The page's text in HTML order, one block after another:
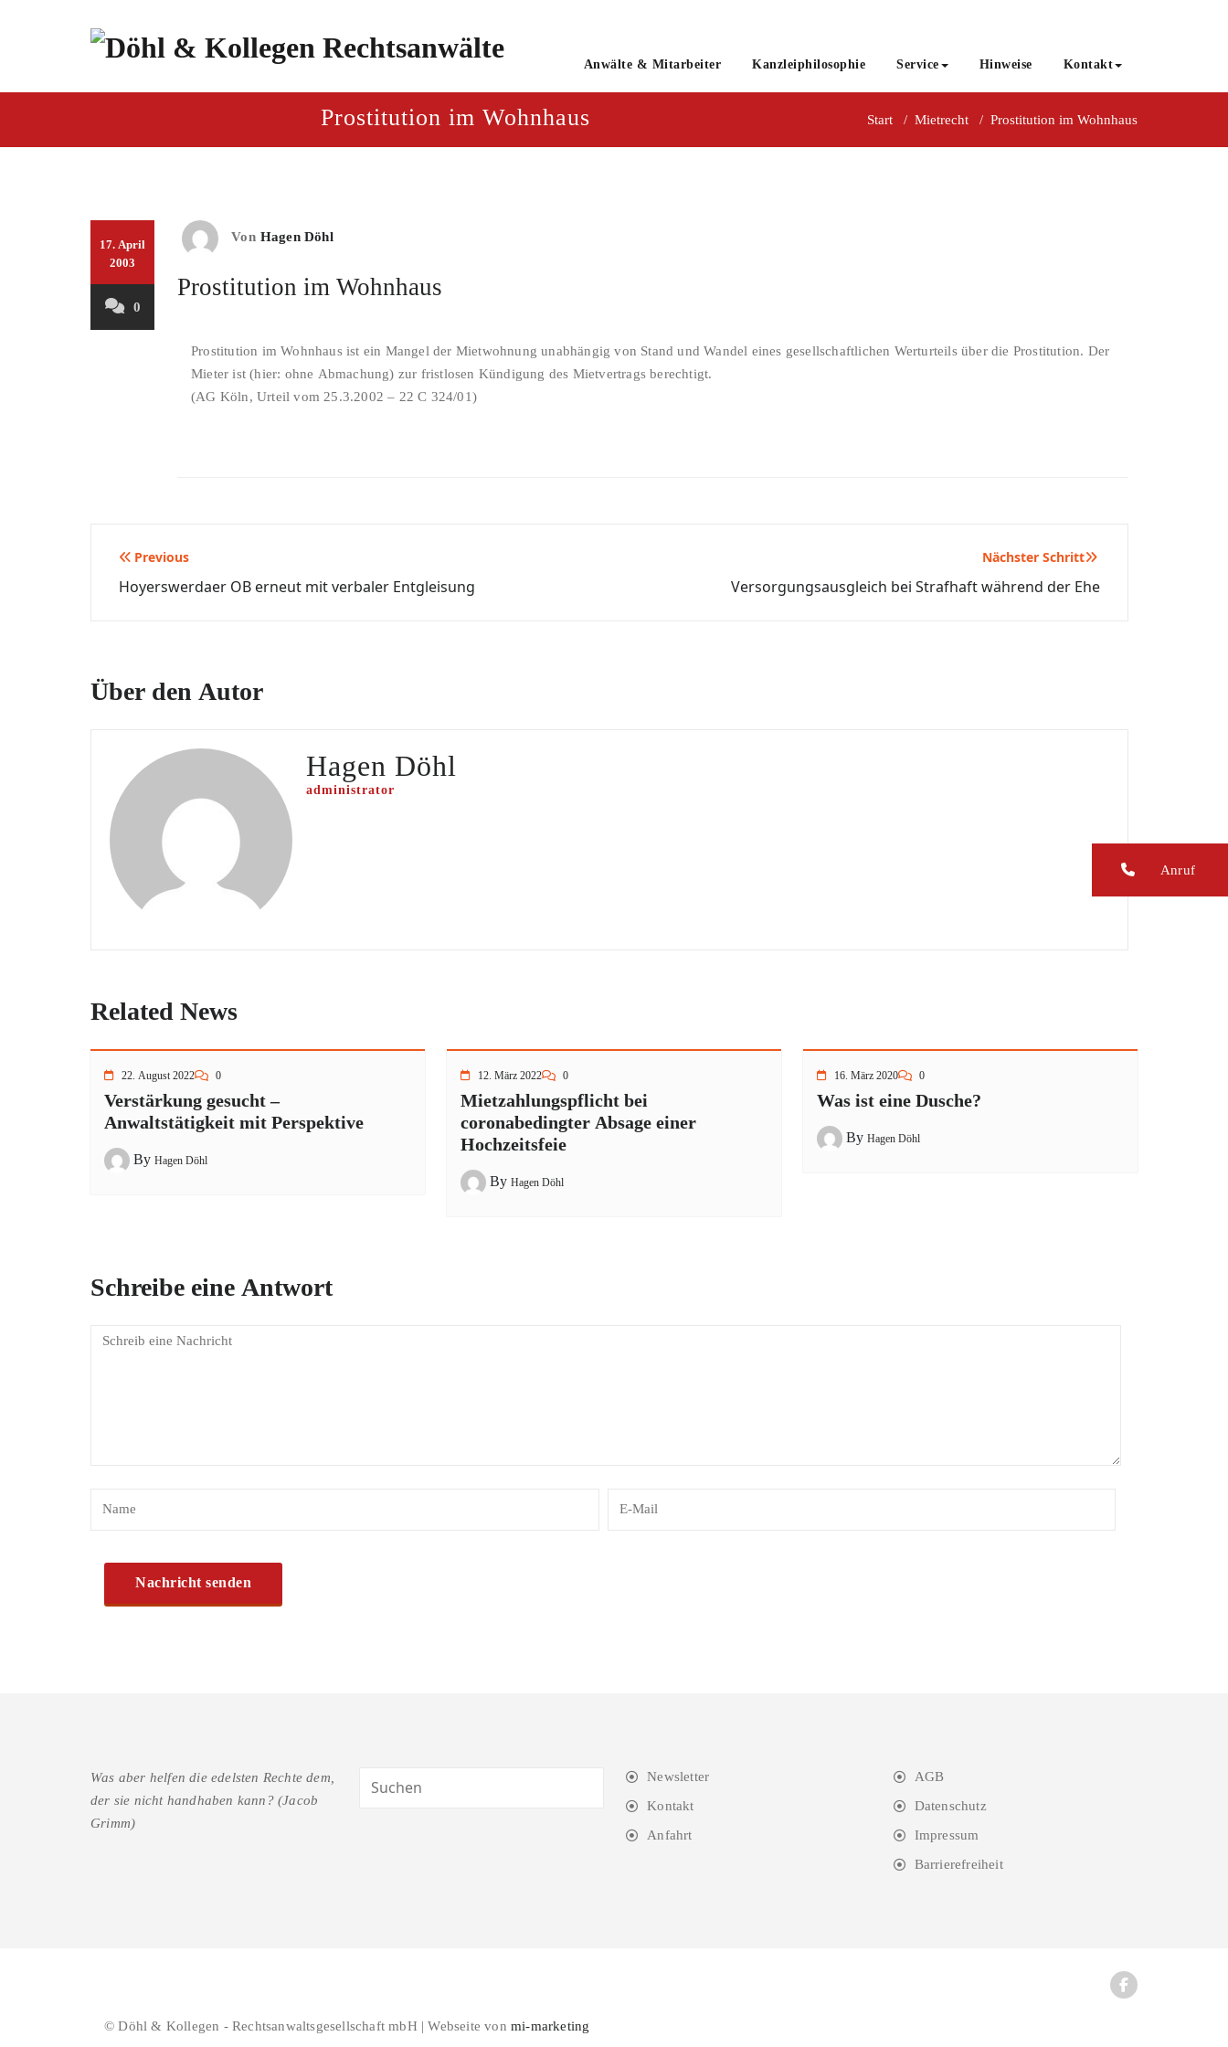
paragraf.info Anwälte & Mitarbeiter Kanzleiphilosophie Service Hinweise Kontakt
Prostitution im Wohnhaus Start / Mietrecht / Prostitution im Wohnhaus
17. April
2003
0
Von Hagen Döhl
Prostitution im Wohnhaus
Prostitution im Wohnhaus ist ein Mangel der Mietwohnung unabhängig von Stand und Wandel eines gesellschaftlichen Werturteils über die Prostitution. Der
Mieter ist (hier: ohne Abmachung) zur fristlosen Kündigung des Mietvertrags berechtigt.
(AG Köln, Urteil vom 25.3.2002 – 22 C 324/01)
Beitragsnavigation
Previous
Hoyerswerdaer OB erneut mit verbaler Entgleisung
Nächster Schritt
Versorgungsausgleich bei Strafhaft während der Ehe
Über den Autor
Hagen Döhl
administrator
Related News
22. August 2022 0
Verstärkung gesucht –
Anwaltstätigkeit mit Perspektive
By Hagen Döhl
12. März 2022 0
Mietzahlungspflicht bei
coronabedingter Absage einer
Hochzeitsfeie
By Hagen Döhl
16. März 2020 0
Was ist eine Dusche?
By Hagen Döhl
Schreibe eine Antwort
Was aber helfen die edelsten Rechte dem,
der sie nicht handhaben kann? (Jacob
Grimm)
Newsletter
Kontakt
Anfahrt
AGB
Datenschutz
Impressum
Barrierefreiheit
© Döhl & Kollegen - Rechtsanwaltsgesellschaft mbH | Webseite von mi-marketing
Anruf